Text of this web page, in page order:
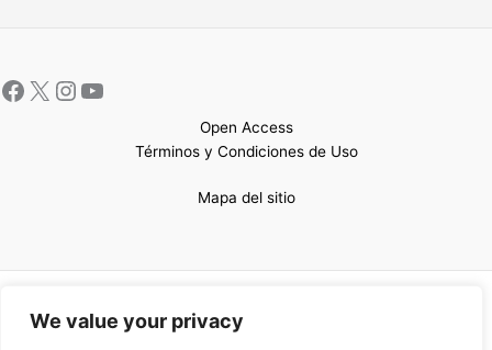
We value your privacy
Open Access
Términos y Condiciones de Uso
Mapa del sitio
confeccionada por